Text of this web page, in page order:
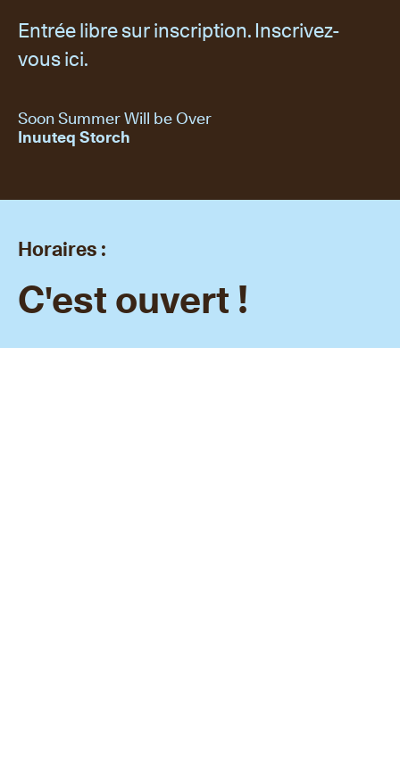
Entrée libre sur inscription. Inscrivez-
vous ici.
Soon Summer Will be Over
Inuuteq Storch
Horaires :
C'est ouvert !